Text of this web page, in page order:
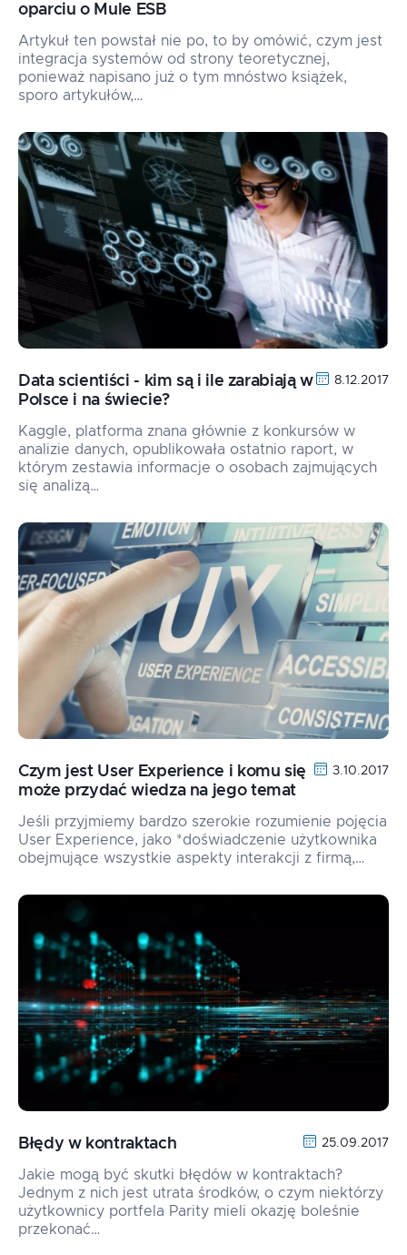
oparciu o Mule ESB
Artykuł ten powstał nie po, to by omówić, czym jest
integracja systemów od strony teoretycznej,
ponieważ napisano już o tym mnóstwo książek,
sporo artykułów,…
Data scientiści - kim są i ile zarabiają w
Polsce i na świecie?
8.12.2017
Kaggle, platforma znana głównie z konkursów w
analizie danych, opublikowała ostatnio raport, w
którym zestawia informacje o osobach zajmujących
się analizą…
Czym jest User Experience i komu się
może przydać wiedza na jego temat
3.10.2017
Jeśli przyjmiemy bardzo szerokie rozumienie pojęcia
User Experience, jako *doświadczenie użytkownika
obejmujące wszystkie aspekty interakcji z firmą,…
Błędy w kontraktach 25.09.2017
Jakie mogą być skutki błędów w kontraktach?
Jednym z nich jest utrata środków, o czym niektórzy
użytkownicy portfela Parity mieli okazję boleśnie
przekonać…